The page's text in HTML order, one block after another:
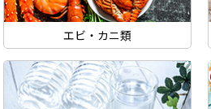
エビ・カニ類